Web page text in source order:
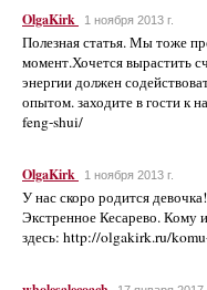
OlgaKirk 1 ноября 2013 г.
Полезная статья. Мы тоже
момент.Хочется вырастить
энергии должен
опытом. заходите в гости к
feng-shui/
OlgaKirk 1 ноября 2013 г.
У нас скоро родится
Экстренное Кесарево. Кому
здесь: http://olgakirk.ru/